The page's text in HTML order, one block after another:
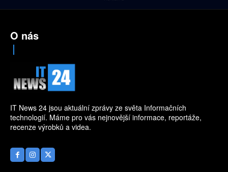
O nás
IT News 24 jsou aktuální zprávy ze světa Informačních
technologií. Máme pro vás nejnovější informace, reportáže,
recenze výrobků a videa.